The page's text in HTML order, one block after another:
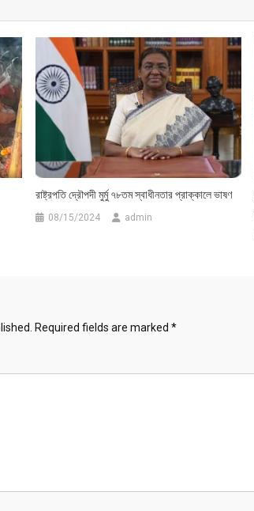
রাষ্ট্রপতি দ্রৌপদী মুর্মু ৭৮তম স্বাধীনতার প্রাক্কালে ভাষণ
08/15/2024 admin
Required fields are marked *